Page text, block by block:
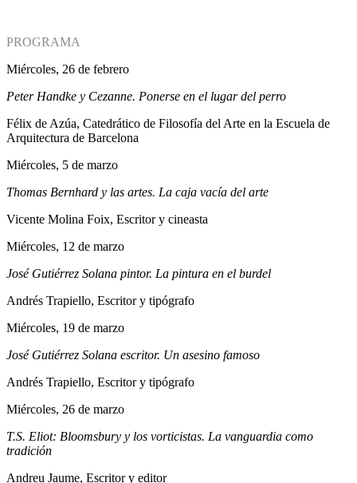
PROGRAMA
Miércoles, 26 de febrero
Peter Handke y Cezanne. Ponerse en el lugar del perro
Félix de Azúa, Catedrático de Filosofía del Arte en la Escuela de
Arquitectura de Barcelona
Miércoles, 5 de marzo
Thomas Bernhard y las artes. La caja vacía del arte
Vicente Molina Foix, Escritor y cineasta
Miércoles, 12 de marzo
José Gutiérrez Solana pintor. La pintura en el burdel
Andrés Trapiello, Escritor y tipógrafo
Miércoles, 19 de marzo
José Gutiérrez Solana escritor. Un asesino famoso
Andrés Trapiello, Escritor y tipógrafo
Miércoles, 26 de marzo
T.S. Eliot: Bloomsbury y los vorticistas. La vanguardia como
tradición
Andreu Jaume, Escritor y editor